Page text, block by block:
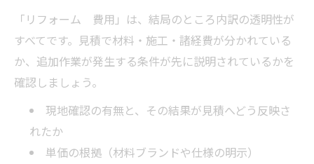
「リフォーム 費用」は、結局のところ内訳の透明性が
すべてです。見積で材料・施工・諸経費が分かれている
か、追加作業が発生する条件が先に説明されているかを
確認しましょう。
現地確認の有無と、その結果が見積へどう反映さ
れたか
単価の根拠（材料ブランドや仕様の明示）